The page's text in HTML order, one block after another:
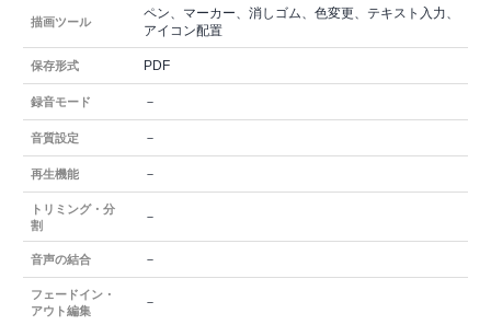
描画ツール
ペン、マーカー、消しゴム、色変更、テキスト入力、
アイコン配置
保存形式 PDF
録音モード －
音質設定 －
再生機能 －
トリミング・分
割
－
音声の結合 －
フェードイン・
アウト編集
－